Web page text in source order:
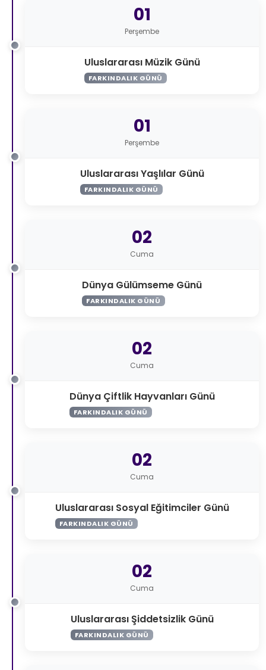
01
Perşembe
Uluslararası Müzik Günü
FARKINDALIK GÜNÜ
01
Perşembe
Uluslararası Yaşlılar Günü
FARKINDALIK GÜNÜ
02
Cuma
Dünya Gülümseme Günü
FARKINDALIK GÜNÜ
02
Cuma
Dünya Çiftlik Hayvanları Günü
FARKINDALIK GÜNÜ
02
Cuma
Uluslararası Sosyal Eğitimciler Günü
FARKINDALIK GÜNÜ
02
Cuma
Uluslararası Şiddetsizlik Günü
FARKINDALIK GÜNÜ